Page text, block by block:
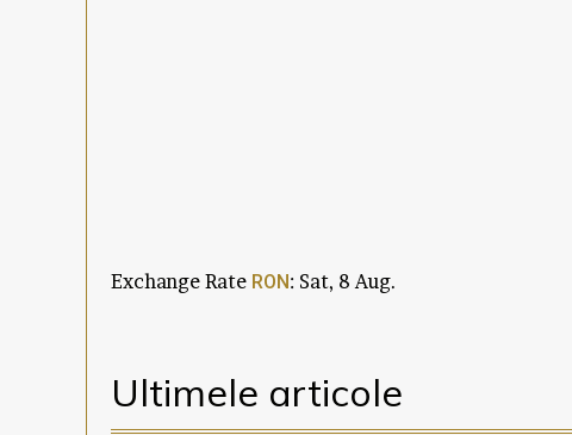
Exchange Rate RON: Sat, 8 Aug.
Ultimele articole